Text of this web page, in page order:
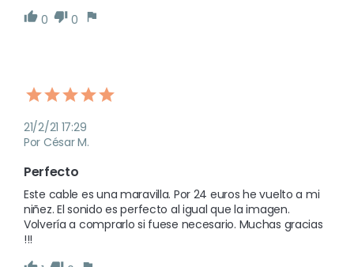
0
0
21/2/21 17:29
Por César M.
Perfecto
Este cable es una maravilla. Por 24 euros he vuelto a mi
niñez. El sonido es perfecto al igual que la imagen.
Volvería a comprarlo si fuese necesario. Muchas gracias
!!!